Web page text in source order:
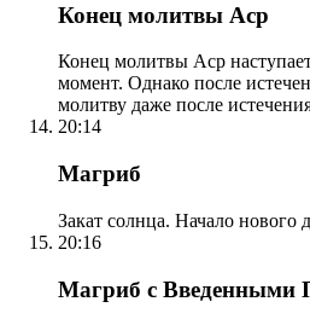
Конец молитвы Аср
Конец молитвы Аср
момент. Однако после
молитву даже после
20:14
Магриб
Закат солнца. Начало
20:16
Магриб с Введенными